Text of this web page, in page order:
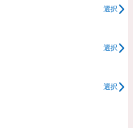
選択
選択
選択